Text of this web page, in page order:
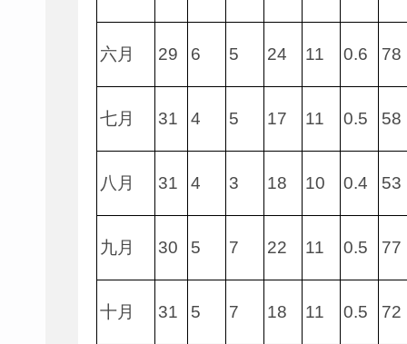
六月 29 6 5 24 11 0.6 78
七月 31 4 5 17 11 0.5 58
八月 31 4 3 18 10 0.4 53
九月 30 5 7 22 11 0.5 77
十月 31 5 7 18 11 0.5 72